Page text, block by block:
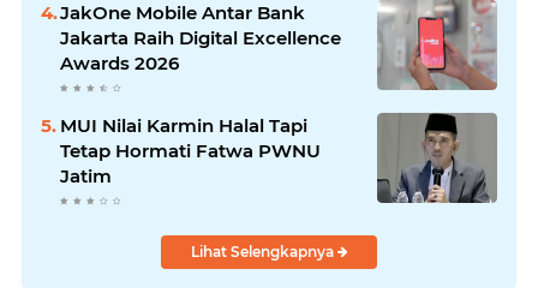
JakOne Mobile Antar Bank
Jakarta Raih Digital Excellence
Awards 2026
MUI Nilai Karmin Halal Tapi
Tetap Hormati Fatwa PWNU
Jatim
Lihat Selengkapnya